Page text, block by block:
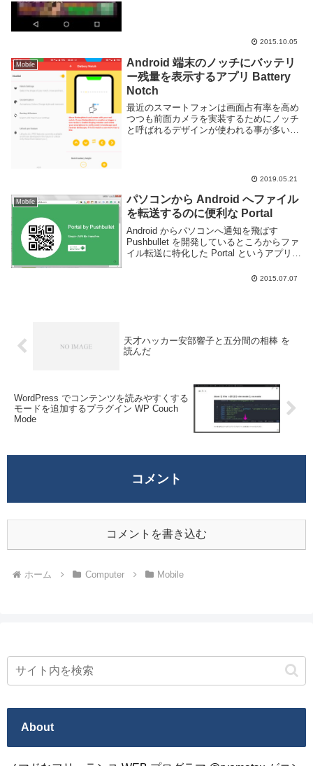
2015.10.05
Mobile
Android 端末のノッチにバッテリ
ー残量を表示するアプリ Battery
Notch
最近のスマートフォンは画面占有率を高め
つつも前面カメラを実装するためにノッチ
と呼ばれるデザインが使われる事が多い。
2019.05.21
Mobile
パソコンから Android へファイル
を転送するのに便利な Portal
Android からパソコンへ通知を飛ばす
Pushbullet を開発しているところからファ
イル転送に特化した Portal というアプリが
し、Webサイトに表示される QR コードを
2015.07.07
天才ハッカー安部響子と五分間の相棒 を
読んだ
WordPress でコンテンツを読みやすくする
モードを追加するプラグイン WP Couch
Mode
コメント
コメントを書き込む
ホーム Computer Mobile
About